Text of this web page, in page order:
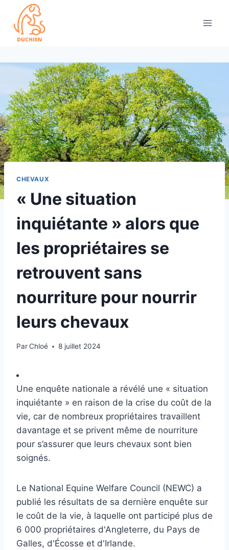
content
CHEVAUX
« Une situation
inquiétante » alors que
les propriétaires se
retrouvent sans
nourriture pour nourrir
leurs chevaux
ParChloé 8 juillet 2024
Une enquête nationale a révélé une « situation
inquiétante » en raison de la crise du coût de la
vie, car de nombreux propriétaires travaillent
davantage et se privent même de nourriture
pour s’assurer que leurs chevaux sont bien
soignés.
Le National Equine Welfare Council (NEWC) a
publié les résultats de sa dernière enquête sur
le coût de la vie, à laquelle ont participé plus de
6 000 propriétaires d'Angleterre, du Pays de
Galles, d'Écosse et d'Irlande.